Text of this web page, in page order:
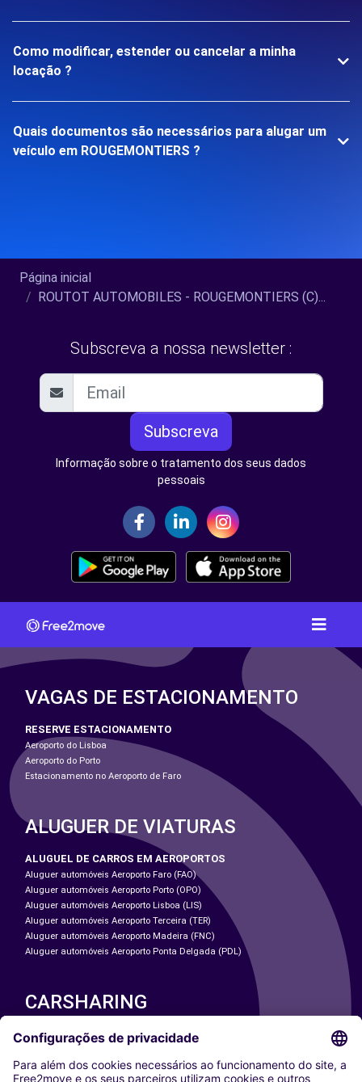
Como modificar, estender ou cancelar a minha
locação ?
Quais documentos são necessários para alugar um
veículo em ROUGEMONTIERS ?
Página inicial
ROUTOT AUTOMOBILES - ROUGEMONTIERS (C)...
Subscreva a nossa newsletter :
Subscreva
Informação sobre o tratamento dos seus dados
pessoais
VAGAS DE ESTACIONAMENTO
RESERVE ESTACIONAMENTO
Aeroporto do Lisboa
Aeroporto do Porto
Estacionamento no Aeroporto de Faro
ALUGUER DE VIATURAS
ALUGUEL DE CARROS EM AEROPORTOS
Aluguer automóveis Aeroporto Faro (FAO)
Aluguer automóveis Aeroporto Porto (OPO)
Aluguer automóveis Aeroporto Lisboa (LIS)
Aluguer automóveis Aeroporto Terceira (TER)
Aluguer automóveis Aeroporto Madeira (FNC)
Aluguer automóveis Aeroporto Ponta Delgada (PDL)
CARSHARING
NOSSAS CIDADES
Washington DC